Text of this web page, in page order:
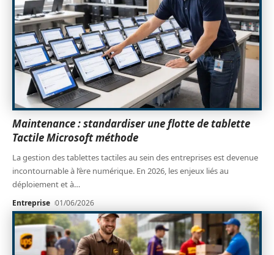
Maintenance : standardiser une flotte de tablette
Tactile Microsoft méthode
La gestion des tablettes tactiles au sein des entreprises est devenue
incontournable à l’ère numérique. En 2026, les enjeux liés au
déploiement et à…
Entreprise 01/06/2026